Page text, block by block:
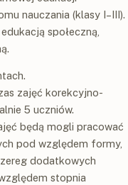
nauczania (klasy I–III).
społeczną,
zajęć korekcyjno-
5 uczniów.
będą mogli pracować
pod względem formy,
dodatkowych
stopnia